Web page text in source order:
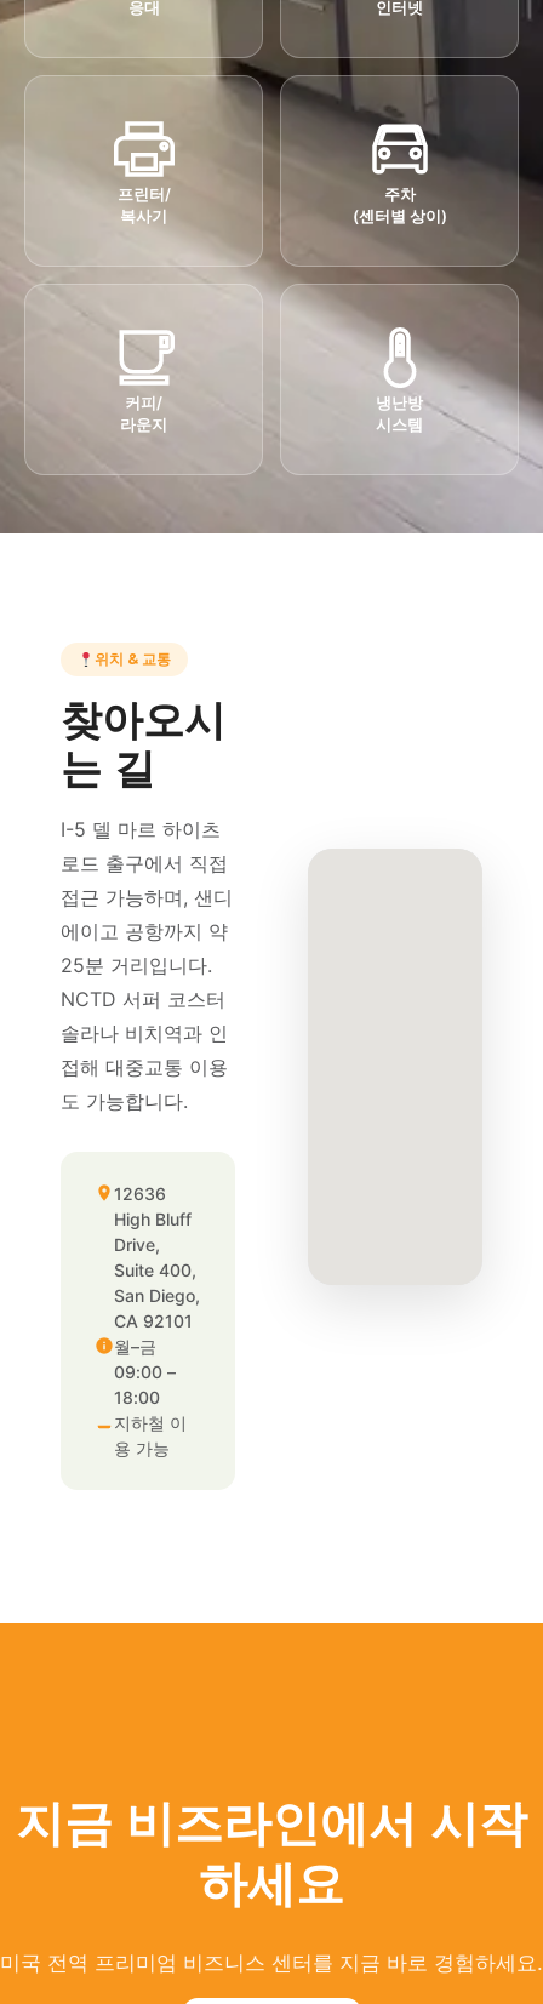
응대 인터넷
프린터/
복사기
주차
(센터별 상이)
커피/
라운지
냉난방
시스템
위치 & 교통
찾아오시
는 길
I-5 델 마르 하이츠
로드 출구에서 직접
접근 가능하며, 샌디
에이고 공항까지 약
25분 거리입니다.
NCTD 서퍼 코스터
솔라나 비치역과 인
접해 대중교통 이용
도 가능합니다.
12636
High Bluff
Drive,
Suite 400,
San Diego,
CA 92101
월–금
09:00 –
18:00
지하철 이
용 가능
지금 비즈라인에서 시작
하세요
미국 전역 프리미엄 비즈니스 센터를 지금 바로 경험하세요.